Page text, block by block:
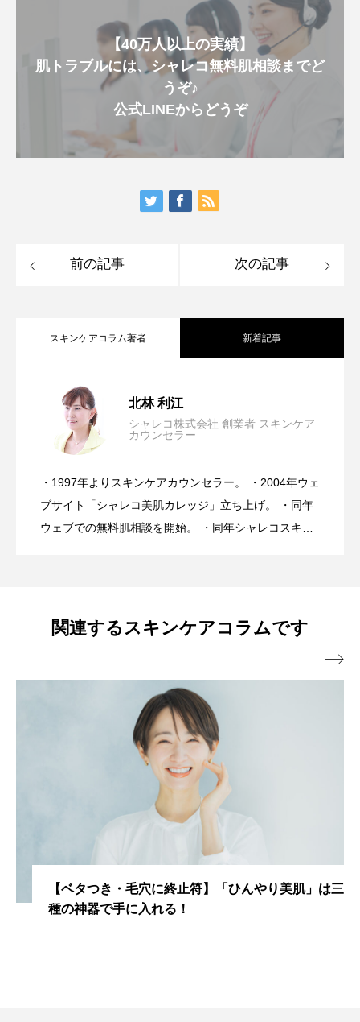
【40万人以上の実績】
肌トラブルには、シャレコ無料肌相談までど
うぞ♪
公式LINEからどうぞ
前の記事 次の記事
スキンケアコラム著者 新着記事
北林 利江
シャレコ株式会社 創業者 スキンケア
カウンセラー
・1997年よりスキンケアカウンセラー。 ・2004年ウェ
ブサイト「シャレコ美肌カレッジ」立ち上げ。 ・同年
ウェブでの無料肌相談を開始。 ・同年シャレコスキン
ャレコレター♪」は20年間週一回発行。 ・肌トラブル
向け特に敏感肌、乾燥肌へのスキンケアアドバイスに
2026.07.31
2026.07.24 美容は30年間進化し続けたのに、なぜ肌
トラブルは増え続けている・・・医師が
2026.07.17 今、「肌を治す」ことを諦め続けてい
関連するスキンケアコラムです
【ベタつき・毛穴に終止符】「ひんやり美肌」は三
種の神器で手に入れる！
